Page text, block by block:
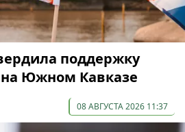
поддержку
Южном Кавказе
08 АВГУСТА 2026 11:37